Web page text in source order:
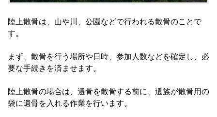
陸上散骨は、山や川、公園などで行われる散骨のことで
す。
まず、散骨を行う場所や日時、参加人数などを確定し、必
要な手続きを済ませます。
陸上散骨の場合は、遺骨を散骨する前に、遺族が散骨用の
袋に遺骨を入れる作業を行います。